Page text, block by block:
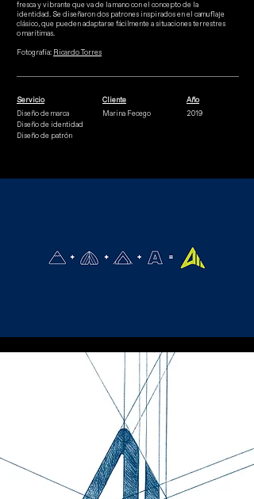
fresca y vibrante que va de la mano con el concepto de la
identidad. Se diseñaron dos patrones inspirados en el camuflaje
clásico, que pueden adaptarse fácilmente a situaciones terrestres
o marítimas.
Fotografía: Ricardo Torres
Servicio Cliente
Año
Diseño de marca
Diseño de identidad
Diseño de patrón
Marina Fecego 2019